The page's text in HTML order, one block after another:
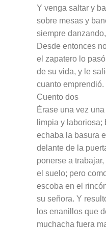
Y venga saltar y
sobre mesas y
siempre
Desde entonces
el zapatero lo
de su vida, y le
cuanto emprendió.
Cuento dos
Érase una vez
limpia y
echaba la basura
delante de la
ponerse a
el suelo; pero
escoba en el
su señora. Y
los enanillos que
muchacha fuera